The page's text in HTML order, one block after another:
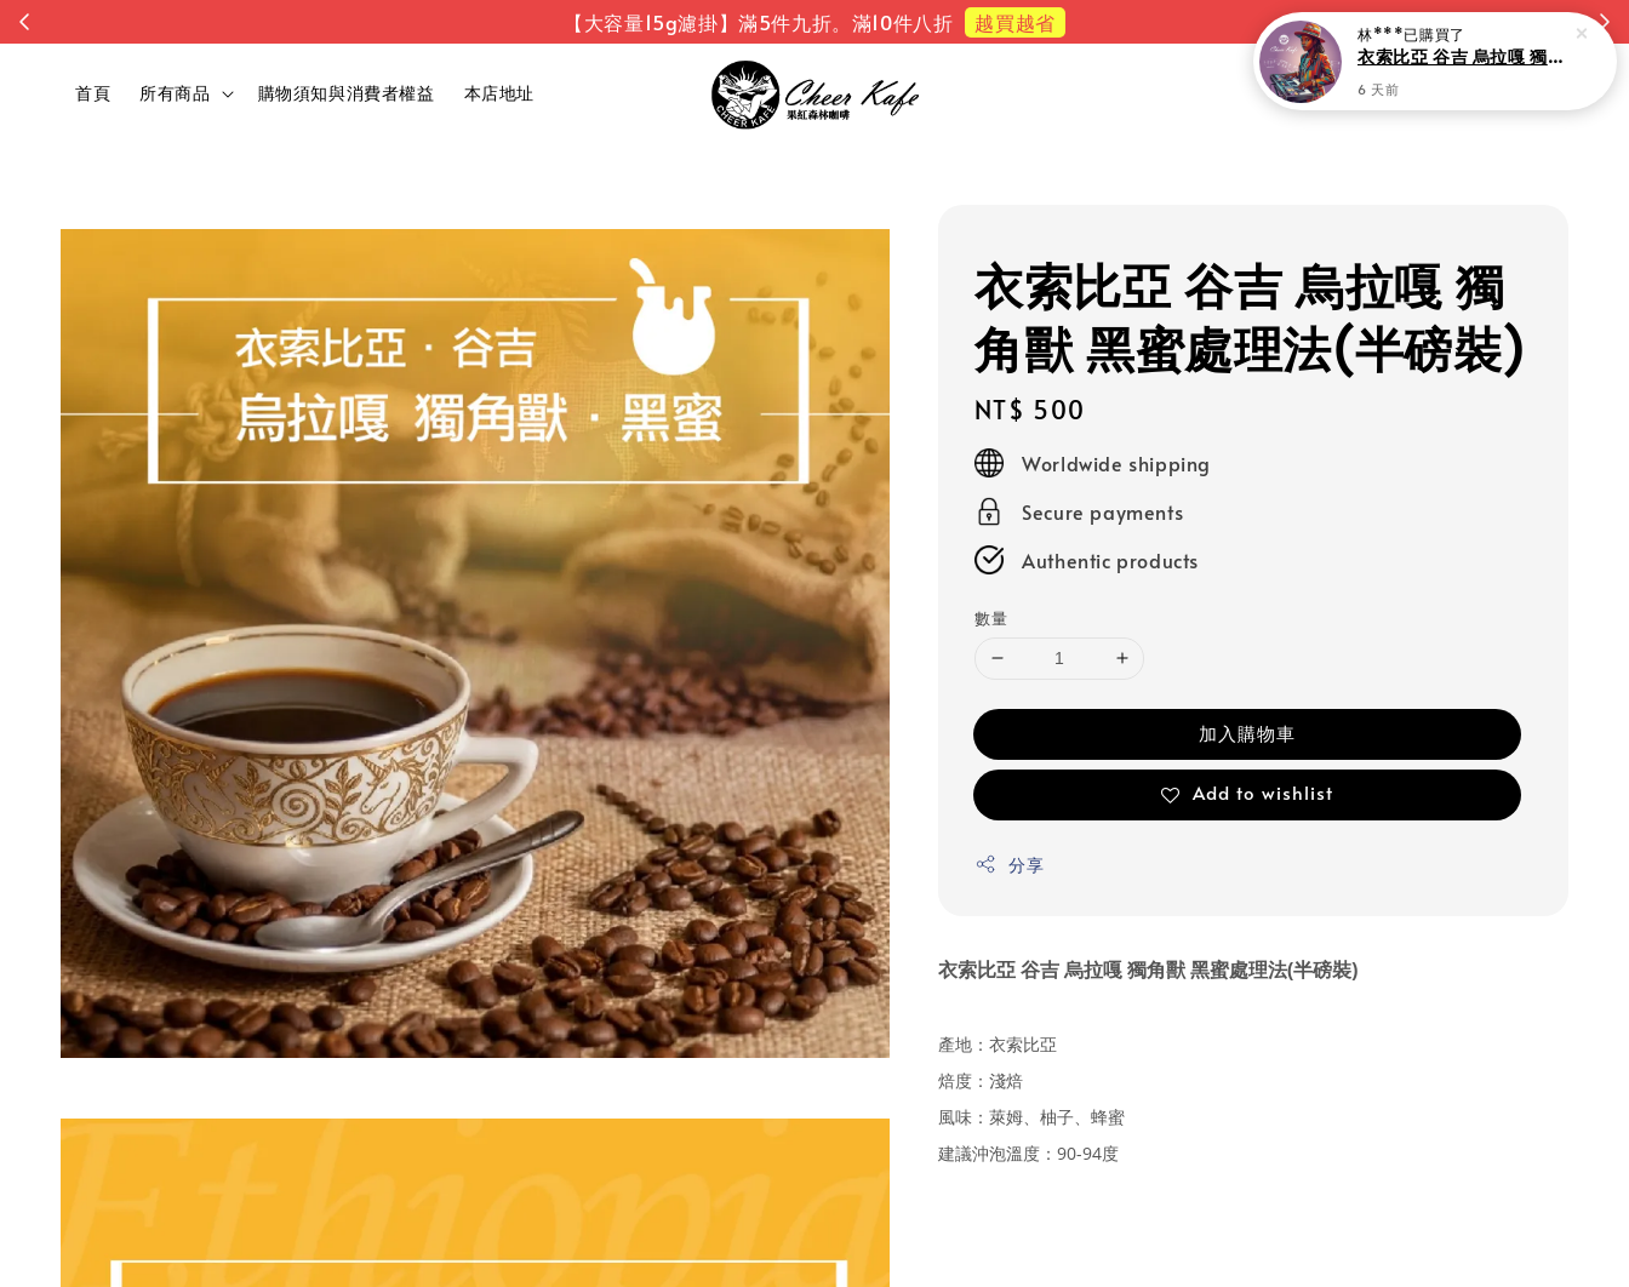
【大容量15g濾掛】滿5件九折。滿10件八折 越買越省
首頁 所有商品 購物須知與消費者權益 本店地址
衣索比亞 谷吉 烏拉嘎 獨
角獸 黑蜜處理法(半磅裝)
Regular
price
NT$ 500
Worldwide shipping
Secure payments
Authentic products
數量
加入購物車
Add to wishlist
分享
衣索比亞 谷吉 烏拉嘎 獨角獸 黑蜜處理法(半磅裝)
產地：衣索比亞
焙度：淺焙
風味：萊姆、柚子、蜂蜜
建議沖泡溫度：90-94度
林***已購買了
6 天前